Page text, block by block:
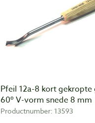
Pfeil 12a-8 kort gekropte
60º V-vorm snede 8 mm
Productnumber: 13593